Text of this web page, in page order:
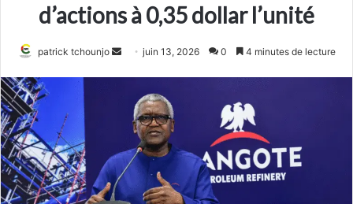
d’actions à 0,35 dollar l’unité
patrick tchounjo
Envoyerjuin 13, 2026 0 4 minutes de lecture